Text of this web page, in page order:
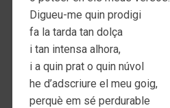
Digueu-me quin prodigi
fa la tarda tan dolça
i tan intensa alhora,
i a quin prat o quin núvol
he d’adscriure el meu goig,
perquè em sé perdurable